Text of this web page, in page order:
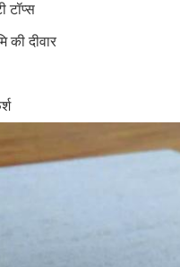
टॉप्स
की दीवार